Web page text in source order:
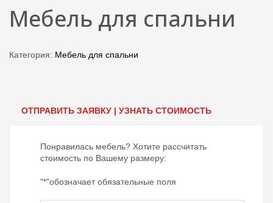
Мебель для спальни
Категория: Мебель для спальни
ОТПРАВИТЬ ЗАЯВКУ | УЗНАТЬ СТОИМОСТЬ
Понравилась мебель? Хотите рассчитать
стоимость по Вашему размеру:
"*"обозначает обязательные поля